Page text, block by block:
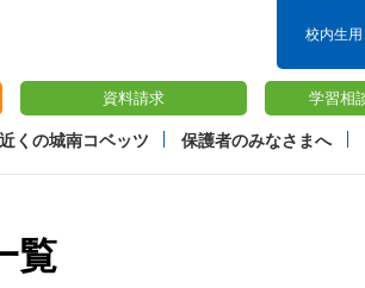
校内生
資料請求 学習相
くの城南コベッツ 保護者のみなさまへ
覧